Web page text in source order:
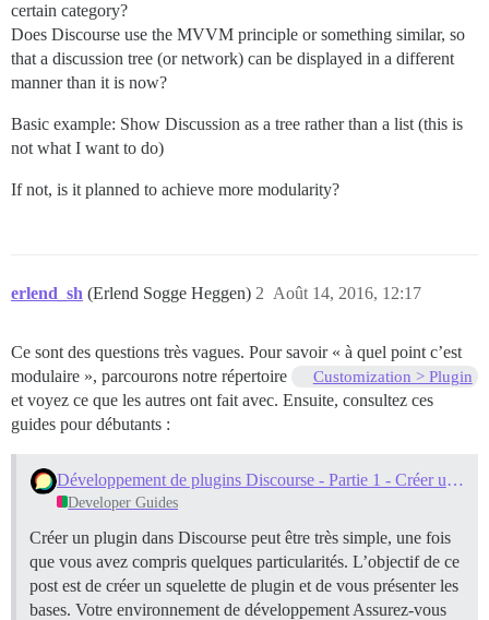
certain category?
Does Discourse use the MVVM principle or something similar, so
that a discussion tree (or network) can be displayed in a different
manner than it is now?
Basic example: Show Discussion as a tree rather than a list (this is
not what I want to do)
If not, is it planned to achieve more modularity?
erlend_sh (Erlend Sogge Heggen) Août 14, 2016, 12:17
2
Ce sont des questions très vagues. Pour savoir « à quel point c’est
modulaire », parcourons notre répertoire
Customization > Plugin
et voyez ce que les autres ont fait avec. Ensuite, consultez ces
guides pour débutants :
Développement de plugins Discourse - Partie 1 - Créer un plugin de base
Developer Guides
Créer un plugin dans Discourse peut être très simple, une fois
que vous avez compris quelques particularités. L’objectif de ce
post est de créer un squelette de plugin et de vous présenter les
bases. Votre environnement de développement Assurez-vous